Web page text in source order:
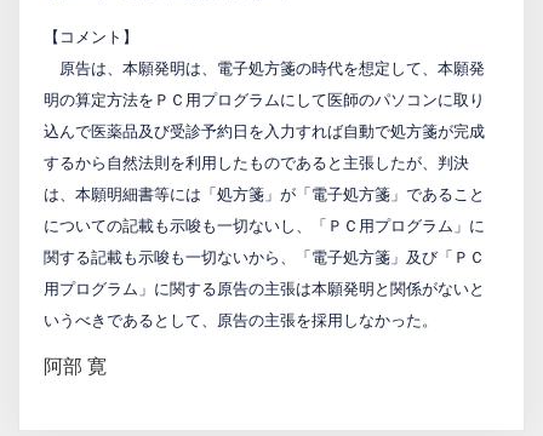
【コメント】
原告は、本願発明は、電子処方箋の時代を想定して、本願発
明の算定方法をＰＣ用プログラムにして医師のパソコンに取り
込んで医薬品及び受診予約日を入力すれば自動で処方箋が完成
するから自然法則を利用したものであると主張したが、判決
は、本願明細書等には「処方箋」が「電子処方箋」であること
についての記載も示唆も一切ないし、「ＰＣ用プログラム」に
関する記載も示唆も一切ないから、「電子処方箋」及び「ＰＣ
用プログラム」に関する原告の主張は本願発明と関係がないと
いうべきであるとして、原告の主張を採用しなかった。
阿部 寛